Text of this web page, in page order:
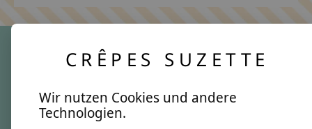
Über uns
Unsere Creppies
CRÊPES SUZETTE
Wir nutzen Cookies und andere
Technologien.